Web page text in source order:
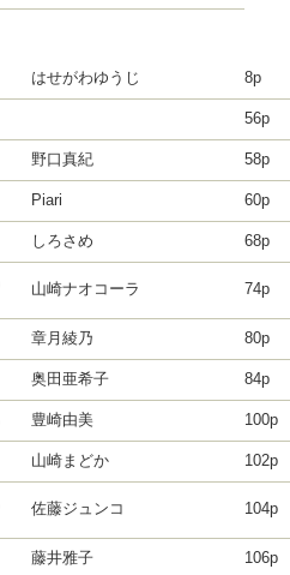
はせがわゆうじ 8p
56p
野口真紀 58p
Piari 60p
しろさめ 68p
山崎ナオコーラ 74p
章月綾乃 80p
奥田亜希子 84p
豊崎由美 100p
山崎まどか 102p
佐藤ジュンコ 104p
藤井雅子 106p